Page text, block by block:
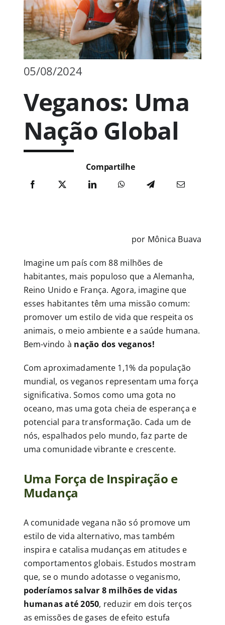
Publicações
Junte-se a nós
Contato
05/08/2024
Veganos: Uma
Nação Global
Compartilhe
por Mônica Buava
Imagine um país com 88 milhões de
habitantes, mais populoso que a Alemanha,
Reino Unido e França. Agora, imagine que
esses habitantes têm uma missão comum:
promover um estilo de vida que respeita os
animais, o meio ambiente e a saúde humana.
Bem-vindo à nação dos veganos!
Com aproximadamente 1,1% da população
mundial, os veganos representam uma força
significativa. Somos como uma gota no
oceano, mas uma gota cheia de esperança e
potencial para transformação. Cada um de
nós, espalhados pelo mundo, faz parte de
uma comunidade vibrante e crescente.
Uma Força de Inspiração e
Mudança
A comunidade vegana não só promove um
estilo de vida alternativo, mas também
inspira e catalisa mudanças em atitudes e
comportamentos globais. Estudos mostram
que, se o mundo adotasse o veganismo,
poderíamos salvar 8 milhões de vidas
humanas até 2050, reduzir em dois terços
as emissões de gases de efeito estufa